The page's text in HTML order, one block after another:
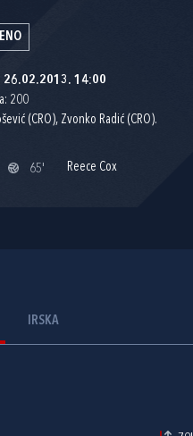
26.02.2013. 14:00
200
(CRO), Zvonko Radić (CRO).
65' Reece Cox
IRSKA